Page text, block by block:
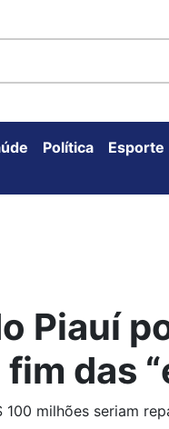
Política Esporte
Piauí
das
milhões seriam